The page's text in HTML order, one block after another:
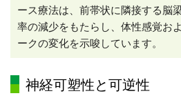
ース療法は、前帯状に隣接する脳
率の減少をもたらし、体性感覚お
ークの変化を示唆しています。
神経可塑性と可逆性